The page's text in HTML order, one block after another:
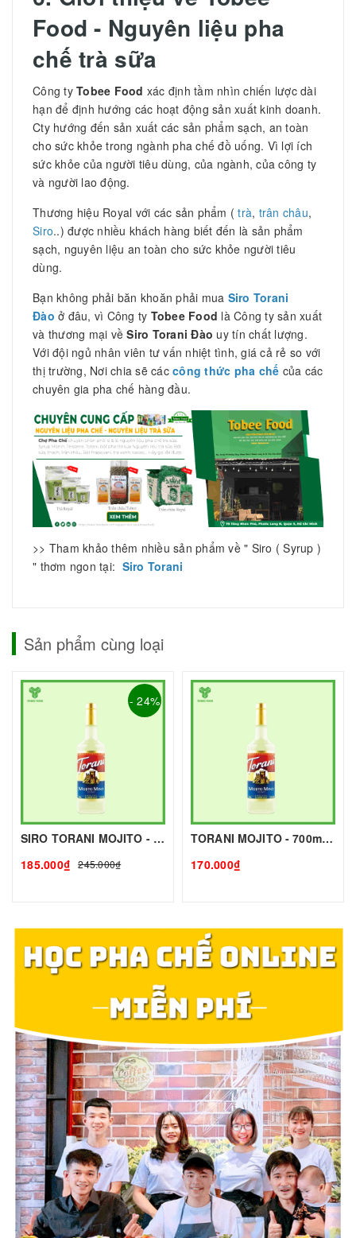
Food - Nguyên liệu pha
chế trà sữa
Công ty Tobee Food xác định tầm nhìn chiến lược dài
hạn để định hướng các hoạt động sản xuất kinh doanh.
Cty hướng đến sản xuất các sản phẩm sạch, an toàn
cho sức khỏe trong ngành pha chế đồ uống. Vì lợi ích
sức khỏe của người tiêu dùng, của ngành, của công ty
và người lao động.
Thương hiệu Royal với các sản phẩm (trà, trân châu,
Siro..) được nhiều khách hàng biết đến là sản phẩm
sạch, nguyên liệu an toàn cho sức khỏe người tiêu
dùng.
Bạn không phải băn khoăn phải mua Siro Torani
Đào ở đâu, vì Công ty Tobee Food là Công ty sản xuất
và thương mại vềSiro Torani Đào uy tín chất lượng.
Với đội ngủ nhân viên tư vấn nhiệt tình, giá cả rẻ so với
thị trường, Nơi chia sẽ các công thức pha chế của các
chuyên gia pha chế hàng đầu.
>> Tham khảo thêm nhiều sản phẩm về " Siro ( Syrup )
" thơm ngon tại: Siro Torani
Sản phẩm cùng loại
- 24%
SIRO TORANI MOJITO - 700g - TORANI | Nguyên liệu pha chế - TOBEE FOOD
185.000₫
245.000₫
TORANI MOJITO - 700mlg - TORANI | Nguyên liệu pha chế - TOBEE FOOD
170.000₫